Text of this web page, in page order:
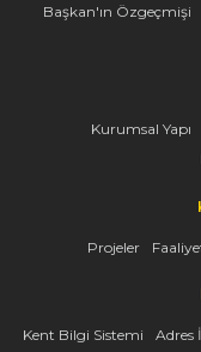
Başkan'ın Özgeçmişi
Kurumsal Yapı
Projeler
Kent Bilgi Sistemi Adres